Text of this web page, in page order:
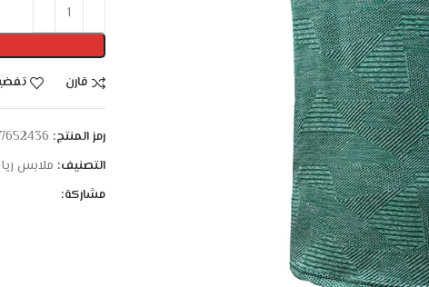
قارن
رمز المنتج:
التصنيف: ملابس
مشاركة: